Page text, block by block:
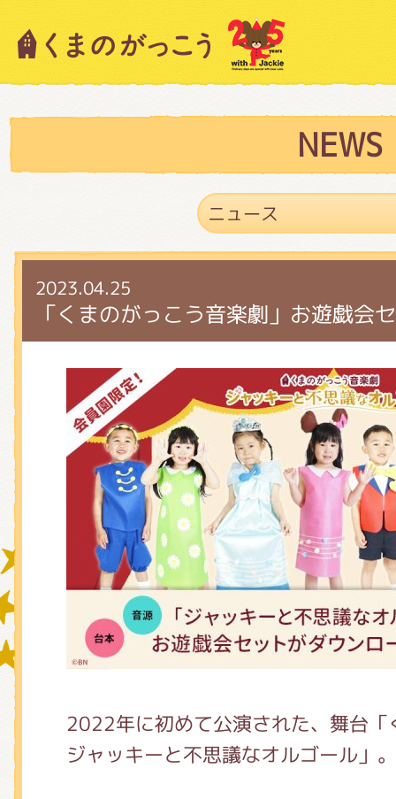
NEWS
2023.04.25
「くまのがっこう音楽劇」お遊戯会
2022年に初めて公演された、舞台
ジャッキーと不思議なオルゴール」。
キャラクター紹介
スタッフブログ
絵本・作家紹介
ショップインフォメーション
グッズインフォメーション
ミュージカル・コンサート
おたのしみコンテンツ(クイズ・
チア ジャッキーズ！